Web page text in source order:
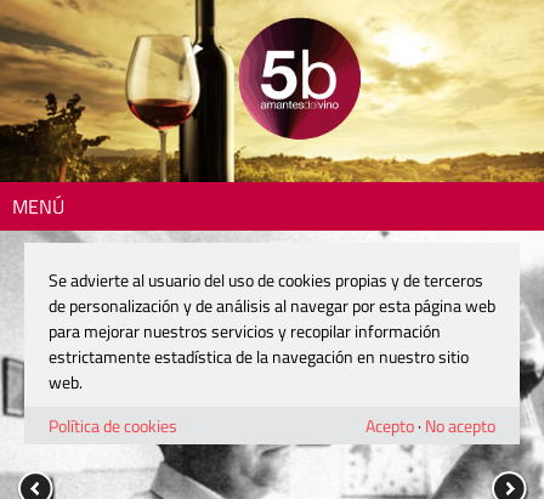
MENÚ
Se advierte al usuario del uso de cookies propias y de terceros
de personalización y de análisis al navegar por esta página web
para mejorar nuestros servicios y recopilar información
estrictamente estadística de la navegación en nuestro sitio
web.
Política de cookies
Acepto· No acepto